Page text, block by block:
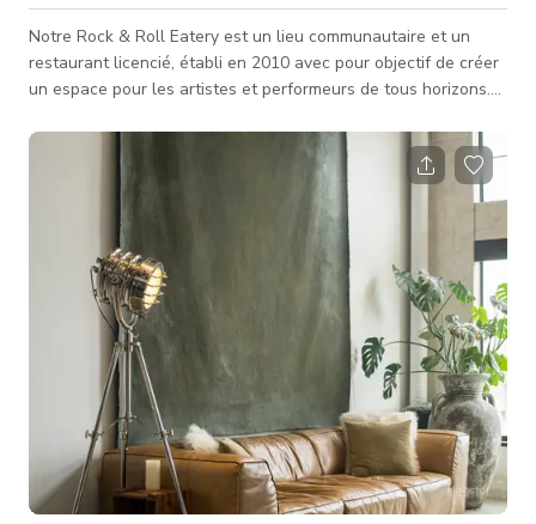
Notre Rock & Roll Eatery est un lieu communautaire et un
restaurant licencié, établi en 2010 avec pour objectif de créer
un espace pour les artistes et performeurs de tous horizons.
propriétaire au cœur de Strathcona. Nous proposons
l'utilisation de l'espace pour tout, des concerts live/DJ, dîners
éphémères, réunions, conférences, cours de cuisine, défilés de
mode, expositions d'art, mariages, anniversaires, projections